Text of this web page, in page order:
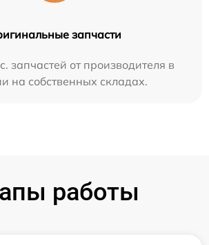
запчасти
запчастей от производителя в
на собственных складах.
работы